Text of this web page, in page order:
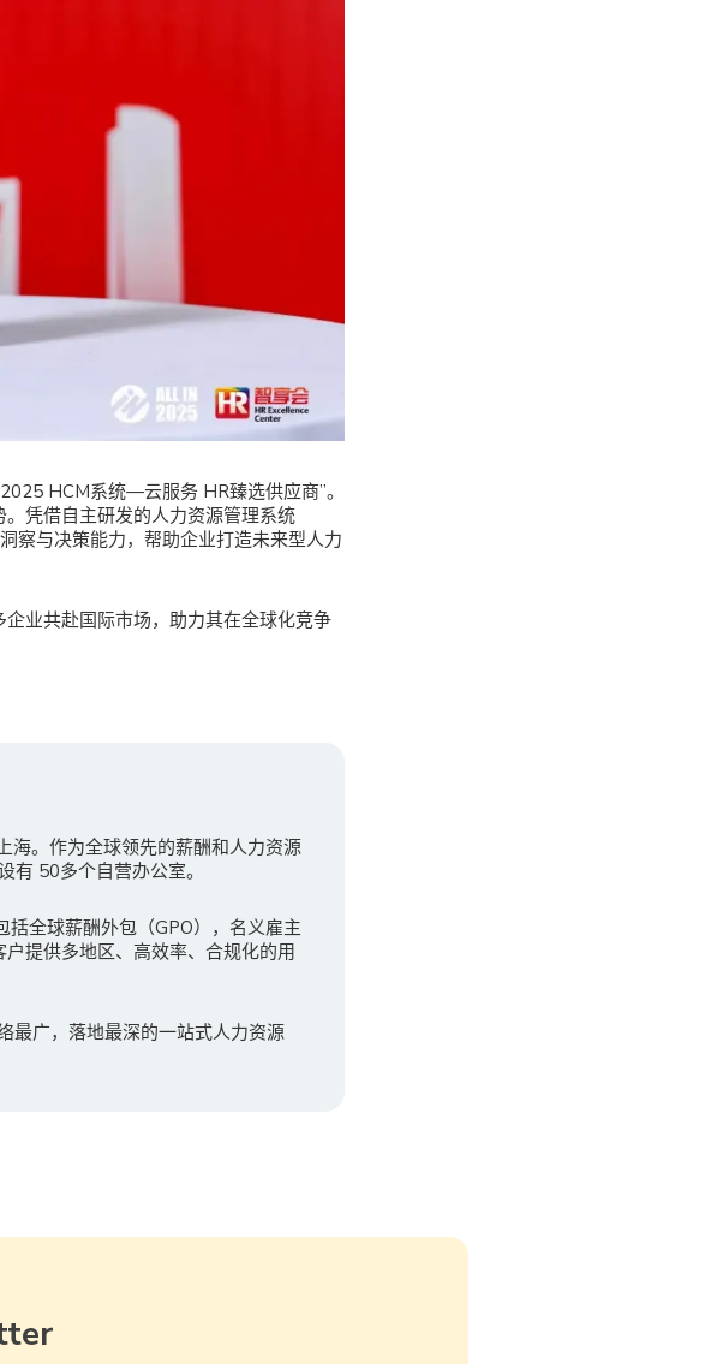
HCM系统—云服务 HR臻选供应商”。
凭借自主研发的人力资源管理系统
察与决策能力，帮助企业打造未来型人力
业共赴国际市场，助力其在全球化竞争
海。作为全球领先的薪酬和人力资源
50多个自营办公室。
全球薪酬外包（GPO），名义雇主
提供多地区、高效率、合规化的用
最广，落地最深的一站式人力资源